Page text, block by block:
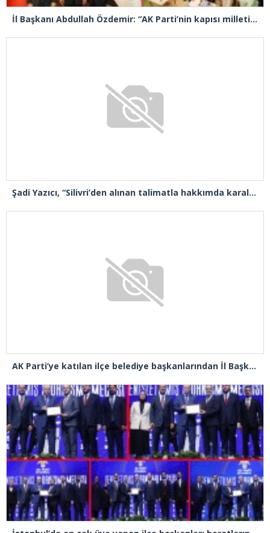
İl Başkanı Abdullah Özdemir: “AK Parti’nin kapısı milletine hizmet etmek isteyen herkese açıktır”
Şadi Yazıcı, “Silivri’den alınan talimatla hakkımda karalama kampanyası yürütülüyor”
AK Parti’ye katılan ilçe belediye başkanlarından İl Başkanı Özdemir’e ziyaret